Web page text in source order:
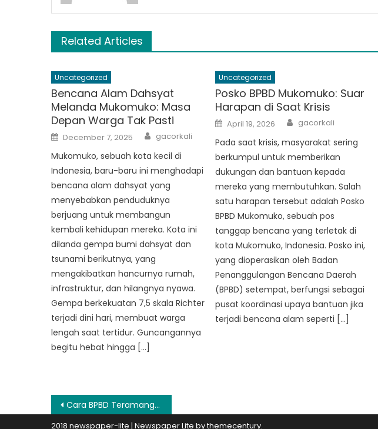
Related Articles
Uncategorized
Bencana Alam Dahsyat
Melanda Mukomuko: Masa
Depan Warga Tak Pasti
Posted
on
December 7, 2025 Author
gacorkali
Mukomuko, sebuah kota kecil di
Indonesia, baru-baru ini menghadapi
bencana alam dahsyat yang
menyebabkan penduduknya
berjuang untuk membangun
kembali kehidupan mereka. Kota ini
dilanda gempa bumi dahsyat dan
tsunami berikutnya, yang
mengakibatkan hancurnya rumah,
infrastruktur, dan hilangnya nyawa.
Gempa berkekuatan 7,5 skala Richter
terjadi dini hari, membuat warga
lengah saat tertidur. Guncangannya
begitu hebat hingga […]
Uncategorized
Posko BPBD Mukomuko: Suar
Harapan di Saat Krisis
Posted
on
April 19, 2026 Author
gacorkali
Pada saat krisis, masyarakat sering
berkumpul untuk memberikan
dukungan dan bantuan kepada
mereka yang membutuhkan. Salah
satu harapan tersebut adalah Posko
BPBD Mukomuko, sebuah pos
tanggap bencana yang terletak di
kota Mukomuko, Indonesia. Posko ini,
yang dioperasikan oleh Badan
Penanggulangan Bencana Daerah
(BPBD) setempat, berfungsi sebagai
pusat koordinasi upaya bantuan jika
terjadi bencana alam seperti […]
Post
Cara BPBD Teramang Jaya Upaya Membangun Ketahanan Menghadapi Perubahan Iklim
2018 newspaper-lite | Newspaper Lite bythemecentury.